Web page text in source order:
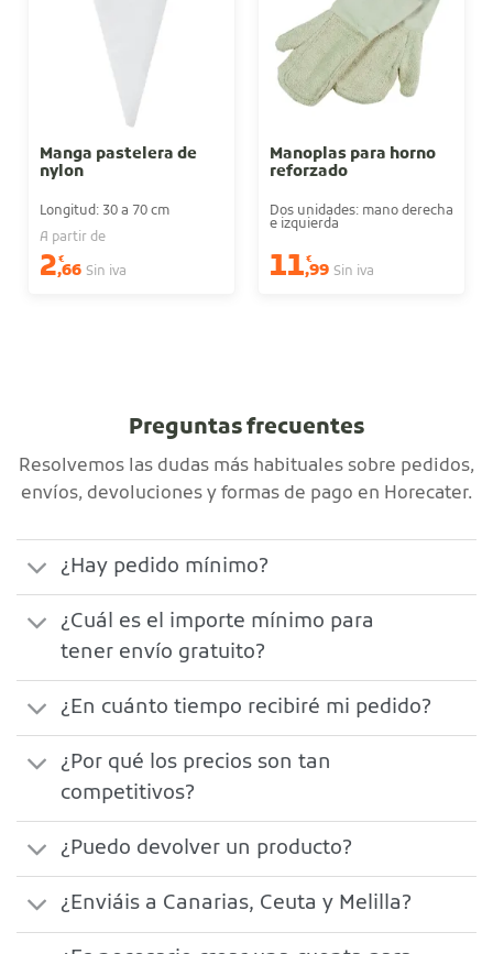
Manga pastelera de
nylon
Longitud: 30 a 70 cm
A partir de
2€
,66 Sin iva
Manoplas para horno
reforzado
Dos unidades: mano derecha
e izquierda
11€
,99 Sin iva
Preguntas frecuentes
Resolvemos las dudas más habituales sobre pedidos,
envíos, devoluciones y formas de pago en Horecater.
¿Hay pedido mínimo?
¿Cuál es el importe mínimo para
tener envío gratuito?
¿En cuánto tiempo recibiré mi pedido?
¿Por qué los precios son tan
competitivos?
¿Puedo devolver un producto?
¿Enviáis a Canarias, Ceuta y Melilla?